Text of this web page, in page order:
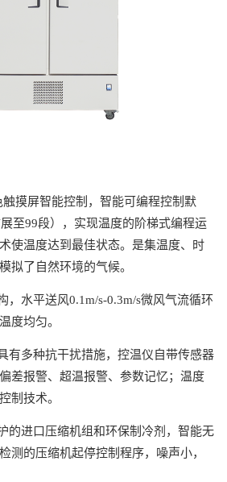
触摸屏智能控制，智能可编程控制默
至99段），实现温度的阶梯式编程运
使温度达到最佳状态。是集温度、时
拟了自然环境的气候。
，水平送风0.1m/s-0.3m/s微风气流循环
度均匀。
有多种抗干扰措施，控温仪自带传感器
差报警、超温报警、参数记忆；温度
制技术。
的进口压缩机组和环保制冷剂，智能无
测的压缩机起停控制程序，噪声小，